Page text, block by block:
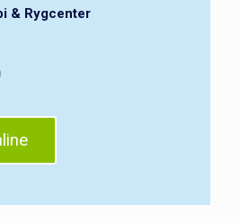
& Rygcenter